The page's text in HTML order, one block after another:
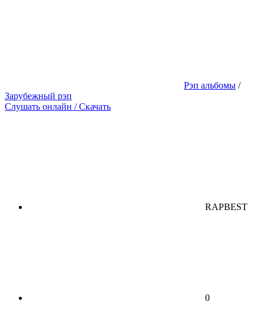
Рэп альбомы /
Зарубежный рэп
Слушать онлайн / Скачать
RAPBEST
0